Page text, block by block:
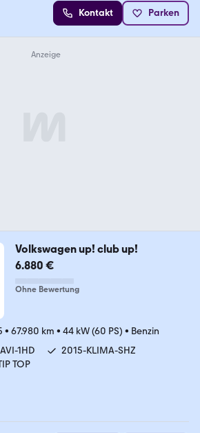
Kontakt Parken
Volkswagen up! club up!
6.880 €
Ohne Bewertung
• 67.980 km • 44 kW (60 PS) • Benzin
1HD
2015-KLIMA-SHZ
TOP